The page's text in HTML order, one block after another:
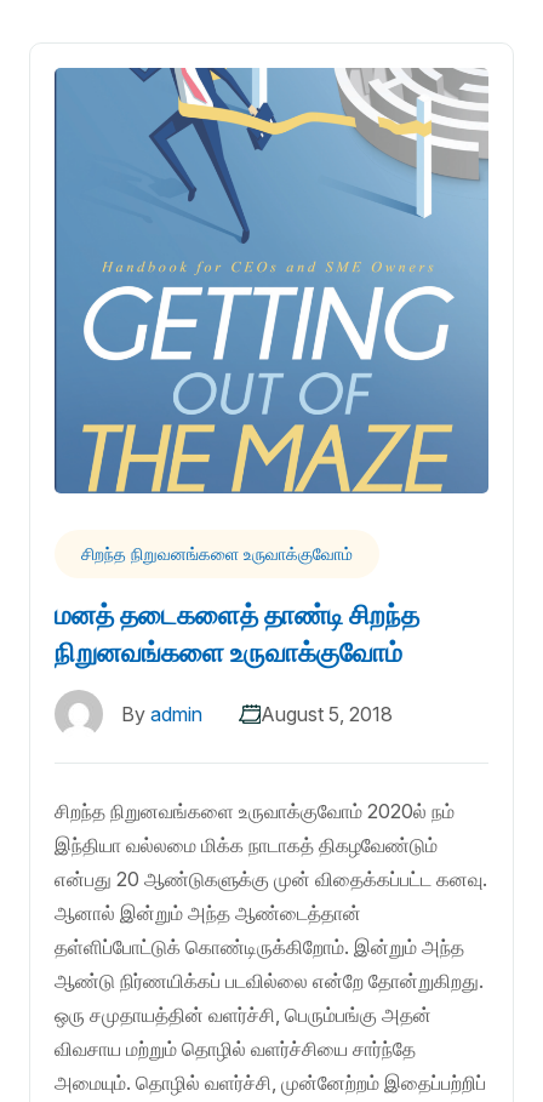
சிறந்த நிறுவனங்களை உருவாக்குவோம்
மனத் தடைகளைத் தாண்டி சிறந்த
நிறுனவங்களை உருவாக்குவோம்
By admin August 5, 2018
சிறந்த நிறுனவங்களை உருவாக்குவோம் 2020ல் நம்
இந்தியா வல்லமை மிக்க நாடாகத் திகழவேண்டும்
என்பது 20 ஆண்டுகளுக்கு முன் விதைக்கப்பட்ட கனவு.
ஆனால் இன்றும் அந்த ஆண்டைத்தான்
தள்ளிப்போட்டுக் கொண்டிருக்கிறோம். இன்றும் அந்த
ஆண்டு நிர்ணயிக்கப் படவில்லை என்றே தோன்றுகிறது.
ஒரு சமுதாயத்தின் வளர்ச்சி, பெரும்பங்கு அதன்
விவசாய மற்றும் தொழில் வளர்ச்சியை சார்ந்தே
அமையும். தொழில் வளர்ச்சி, முன்னேற்றம் இதைப்பற்றிப்